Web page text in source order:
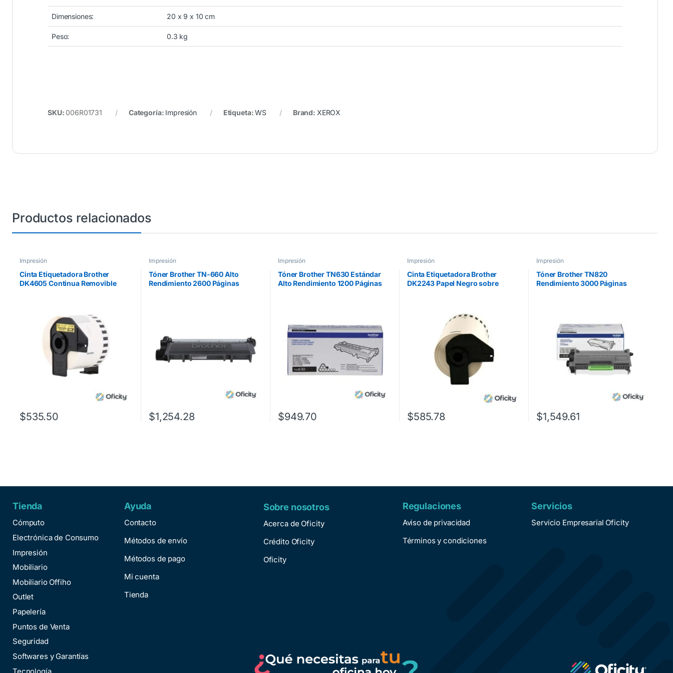
Dimensiones: 20 x 9 x 10 cm
Peso: 0.3 kg
SKU: 006R01731 Categoría: Impresión Etiqueta:WS Brand: XEROX
Productos relacionados
Impresión
Cinta Etiquetadora Brother
DK4605 Continua Removible
$535.50
Impresión
Tóner Brother TN-660 Alto
Rendimiento 2600 Páginas
$1,254.28
Impresión
Tóner Brother TN630 Estándar
Alto Rendimiento 1200 Páginas
$949.70
Impresión
Cinta Etiquetadora Brother
DK2243 Papel Negro sobre
$585.78
Impresión
Tóner Brother TN820
Rendimiento 3000 Páginas
$1,549.61
Tienda
Cómputo
Electrónica de Consumo
Impresión
Mobiliario
Mobiliario Offiho
Outlet
Papelería
Puntos de Venta
Seguridad
Softwares y Garantías
Tecnología
Ayuda
Contacto
Métodos de envío
Métodos de pago
Mi cuenta
Tienda
Sobre nosotros
Acerca de Oficity
Crédito Oficity
Oficity
Regulaciones
Aviso de privacidad
Términos y condiciones
Servicios
Servicio Empresarial Oficity